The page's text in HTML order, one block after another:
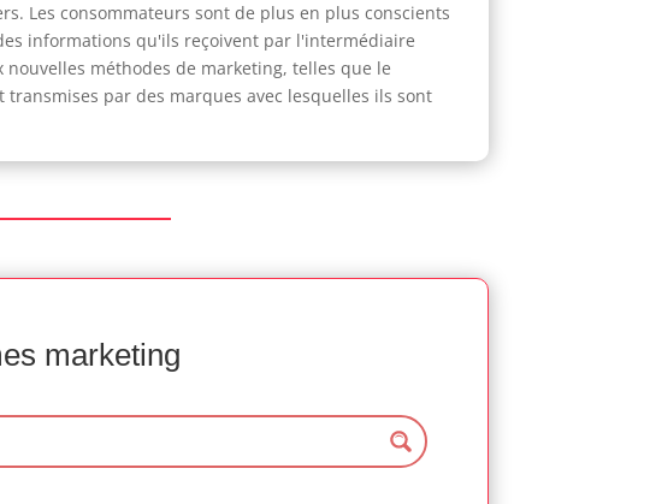
Les consommateurs sont de plus en plus conscients
informations qu'ils reçoivent par l'intermédiaire
méthodes de marketing, telles que le
par des marques avec lesquelles ils sont
marketing